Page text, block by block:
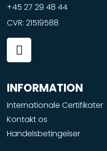
+45 27 29 48 44
CVR: 21519588
F
a
c
e
b
o
o
k
-
INFORMATION
Internationale Certifikater
Kontakt os
Handelsbetingelser